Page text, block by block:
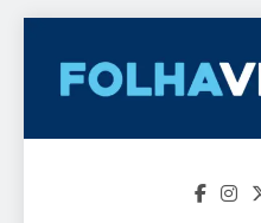
content